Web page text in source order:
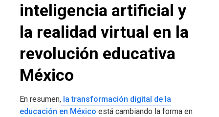
inteligencia artificial y
la realidad virtual en la
revolución educativa
México
En resumen, la transformación digital de la
educación en México está cambiando la forma en